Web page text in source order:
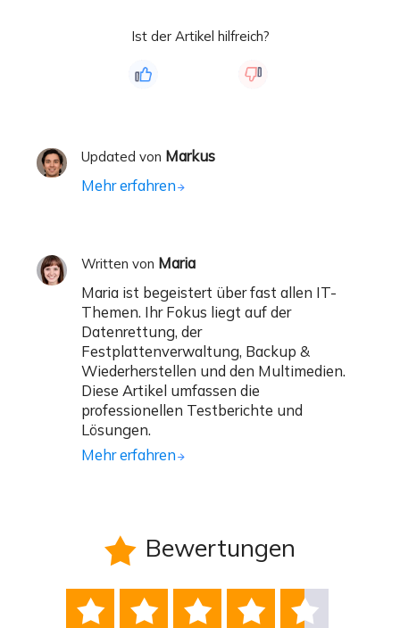
Ist der Artikel hilfreich?
Updated von Markus
Mehr erfahren
Written von Maria
Maria ist begeistert über fast allen IT-
Themen. Ihr Fokus liegt auf der
Datenrettung, der
Festplattenverwaltung, Backup &
Wiederherstellen und den Multimedien.
Diese Artikel umfassen die
professionellen Testberichte und
Lösungen.
Mehr erfahren
 Bewertungen
    